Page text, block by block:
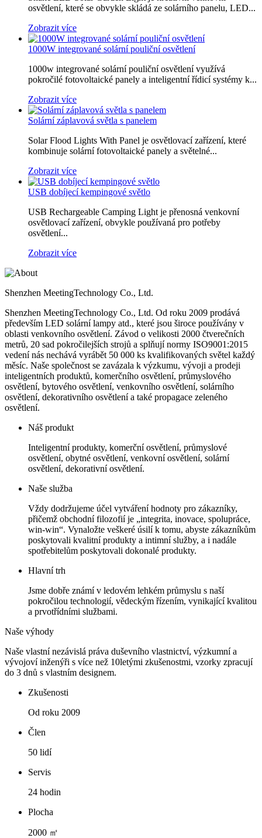
osvětlení, které se obvykle skládá ze solárního panelu, LED...
Zobrazit více
1000W integrované solární pouliční osvětlení
1000w integrované solární pouliční osvětlení využívá
pokročilé fotovoltaické panely a inteligentní řídicí systémy k...
Zobrazit více
Solární záplavová světla s panelem
Solar Flood Lights With Panel je osvětlovací zařízení, které
kombinuje solární fotovoltaické panely a světelné...
Zobrazit více
USB dobíjecí kempingové světlo
USB Rechargeable Camping Light je přenosná venkovní
osvětlovací zařízení, obvykle používaná pro potřeby
osvětlení...
Zobrazit více
Shenzhen MeetingTechnology Co., Ltd.
Shenzhen MeetingTechnology Co., Ltd. Od roku 2009 prodává
především LED solární lampy atd., které jsou široce používány v
oblasti venkovního osvětlení. Závod o velikosti 2000 čtverečních
metrů, 20 sad pokročilejších strojů a splňují normy ISO9001:2015
vedení nás nechává vyrábět 50 000 ks kvalifikovaných světel každý
měsíc. Naše společnost se zavázala k výzkumu, vývoji a prodeji
inteligentních produktů, komerčního osvětlení, průmyslového
osvětlení, bytového osvětlení, venkovního osvětlení, solárního
osvětlení, dekorativního osvětlení a také propagace zeleného
osvětlení.
Náš produkt
Inteligentní produkty, komerční osvětlení, průmyslové
osvětlení, obytné osvětlení, venkovní osvětlení, solární
osvětlení, dekorativní osvětlení.
Naše služba
Vždy dodržujeme účel vytváření hodnoty pro zákazníky,
přičemž obchodní filozofií je „integrita, inovace, spolupráce,
win-win“. Vynaložte veškeré úsilí k tomu, abyste zákazníkům
poskytovali kvalitní produkty a intimní služby, a i nadále
spotřebitelům poskytovali dokonalé produkty.
Hlavní trh
Jsme dobře známí v ledovém lehkém průmyslu s naší
pokročilou technologií, vědeckým řízením, vynikající kvalitou
a prvotřídními službami.
Naše výhody
Naše vlastní nezávislá práva duševního vlastnictví, výzkumní a
vývojoví inženýři s více než 10letými zkušenostmi, vzorky zpracují
do 3 dnů s vlastním designem.
Zkušenosti
Od roku 2009
Člen
50 lidí
Servis
24 hodin
Plocha
2000 ㎡